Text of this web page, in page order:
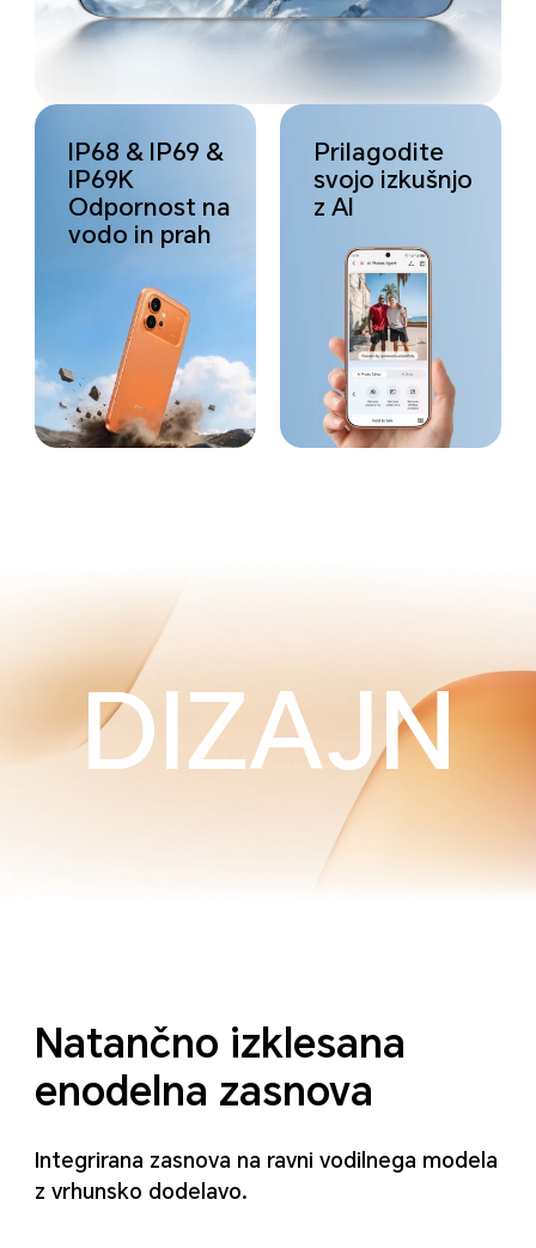
IP68 & IP69 &
IP69K
Odpornost na
vodo in prah
Prilagodite
svojo izkušnjo
z AI
DIZAJN
Natančno izklesana
enodelna zasnova
Integrirana zasnova na ravni vodilnega modela
z vrhunsko dodelavo.